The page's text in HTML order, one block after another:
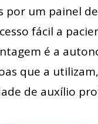
por um painel
fácil a
é a
que a
de auxílio